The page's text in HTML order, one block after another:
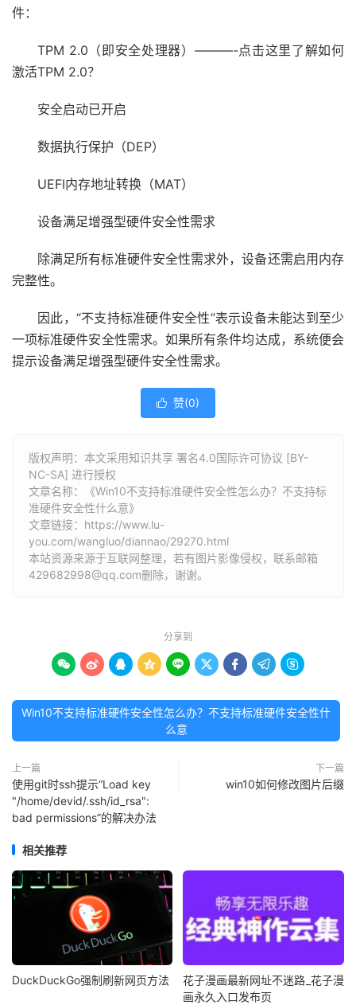
件：
TPM 2.0（即安全处理器）———-点击这里了解如何
激活TPM 2.0？
安全启动已开启
数据执行保护（DEP）
UEFI内存地址转换（MAT）
设备满足增强型硬件安全性需求
除满足所有标准硬件安全性需求外，设备还需启用内存
完整性。
因此，“不支持标准硬件安全性”表示设备未能达到至少
一项标准硬件安全性需求。如果所有条件均达成，系统便会
提示设备满足增强型硬件安全性需求。
 赞(0)
版权声明：本文采用知识共享 署名4.0国际许可协议 [BY-
NC-SA] 进行授权
文章名称：《Win10不支持标准硬件安全性怎么办？不支持标
准硬件安全性什么意》
文章链接： https://www.lu-
you.com/wangluo/diannao/29270.html
本站资源来源于互联网整理，若有图片影像侵权，联系邮箱
429682998@qq.com删除，谢谢。
分享到
        
Win10不支持标准硬件安全性怎么办？不支持标准硬件安全性什
么意
上一篇
使用git时ssh提示“Load key
"/home/devid/.ssh/id_rsa":
bad permissions”的解决办法
下一篇
win10如何修改图片后缀
相关推荐
DuckDuckGo强制刷新网页方法
花子漫画最新网址不迷路_花子漫
画永久入口发布页